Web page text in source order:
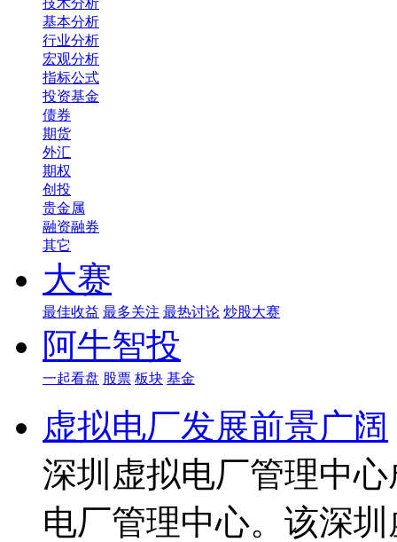
技术分析
基本分析
行业分析
宏观分析
指标公式
投资基金
债券
期货
外汇
期权
创投
贵金属
融资融券
其它
大赛
最佳收益 最多关注 最热讨论 炒股大赛
阿牛智投
一起看盘 股票 板块 基金
虚拟电厂发展前景广阔
深圳虚拟电厂管理中
电厂管理中心。该深